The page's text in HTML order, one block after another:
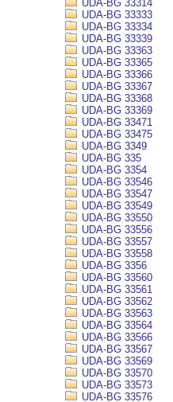
UDA-BG 33314
UDA-BG 33333
UDA-BG 33334
UDA-BG 33339
UDA-BG 33363
UDA-BG 33365
UDA-BG 33366
UDA-BG 33367
UDA-BG 33368
UDA-BG 33369
UDA-BG 33471
UDA-BG 33475
UDA-BG 3349
UDA-BG 335
UDA-BG 3354
UDA-BG 33546
UDA-BG 33547
UDA-BG 33549
UDA-BG 33550
UDA-BG 33556
UDA-BG 33557
UDA-BG 33558
UDA-BG 3356
UDA-BG 33560
UDA-BG 33561
UDA-BG 33562
UDA-BG 33563
UDA-BG 33564
UDA-BG 33566
UDA-BG 33567
UDA-BG 33569
UDA-BG 33570
UDA-BG 33573
UDA-BG 33576